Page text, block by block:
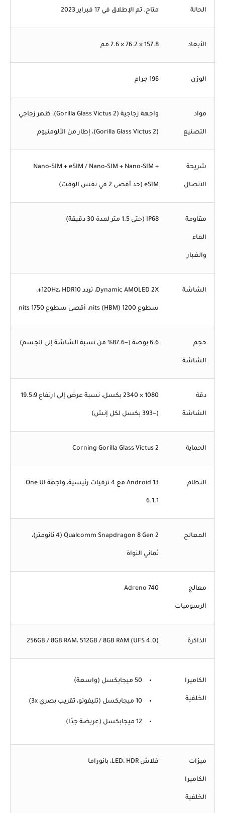
الحالة متاح. تم الإطلاق في 17 فبراير 2023
الأبعاد 157.8 × 76.2 × 7.6 مم
الوزن 196 جرام
مواد
التصنيع
واجهة زجاجية (Gorilla Glass Victus 2)، ظهر زجاجي
(Gorilla Glass Victus 2)، إطار من الألومنيوم
شريحة
الاتصال
Nano-SIM + eSIM / Nano-SIM + Nano-SIM +
eSIM (حد أقصى 2 في نفس الوقت)
مقاومة
الماء
والغبار
IP68 (حتى 1.5 متر لمدة 30 دقيقة)
الشاشة Dynamic AMOLED 2X، تردد 120Hz، HDR10+،
سطوع 1200 nits (HBM)، أقصى سطوع 1750 nits
حجم
الشاشة
6.6 بوصة (~87.6% من نسبة الشاشة إلى الجسم)
دقة
الشاشة
1080 × 2340 بكسل، نسبة عرض إلى ارتفاع 19.5:9
(~393 بكسل لكل إنش)
الحماية Corning Gorilla Glass Victus 2
النظام Android 13 مع 4 ترقيات رئيسية، واجهة One UI
6.1.1
المعالج Qualcomm Snapdragon 8 Gen 2 (4 نانومتر)،
ثماني النواة
معالج
الرسوميات
Adreno 740
الذاكرة 256GB / 8GB RAM، 512GB / 8GB RAM (UFS 4.0)
الكاميرا
الخلفية
50 ميجابكسل (واسعة)
10 ميجابكسل (تليفوتو، تقريب بصري 3x)
12 ميجابكسل (عريضة جدًا)
ميزات
الكاميرا
الخلفية
فلاش LED، HDR، بانوراما